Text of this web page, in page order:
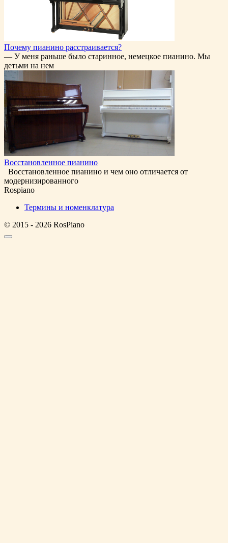
Почему пианино расстраивается?
— У меня раньше было старинное, немецкое пианино. Мы
детьми на нем
Восстановленное пианино
Восстановленное пианино и чем оно отличается от
модернизированного
Rospiano
Термины и номенклатура
© 2015 - 2026 RosPiano